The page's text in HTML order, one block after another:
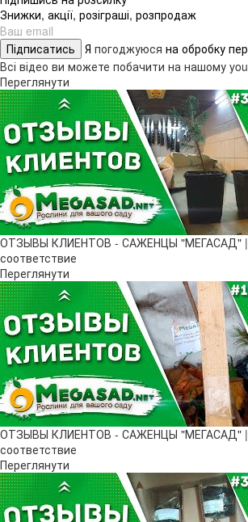
Знижки, акції, розіграші, розпродаж
Підписатись Я погоджуюся на обробку
Всі відео ви можете побачити на нашому
Переглянути
ОТЗЫВЫ КЛИЕНТОВ - САЖЕНЦЫ "МЕГАСАД" |
соответствие
Переглянути
ОТЗЫВЫ КЛИЕНТОВ - САЖЕНЦЫ "МЕГАСАД" |
соответствие
Переглянути